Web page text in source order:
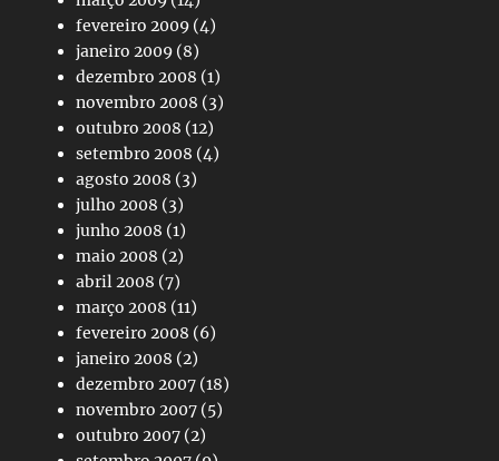
fevereiro 2009 (4)
janeiro 2009 (8)
dezembro 2008 (1)
novembro 2008 (3)
outubro 2008 (12)
setembro 2008 (4)
agosto 2008 (3)
julho 2008 (3)
junho 2008 (1)
maio 2008 (2)
abril 2008 (7)
março 2008 (11)
fevereiro 2008 (6)
janeiro 2008 (2)
dezembro 2007 (18)
novembro 2007 (5)
outubro 2007 (2)